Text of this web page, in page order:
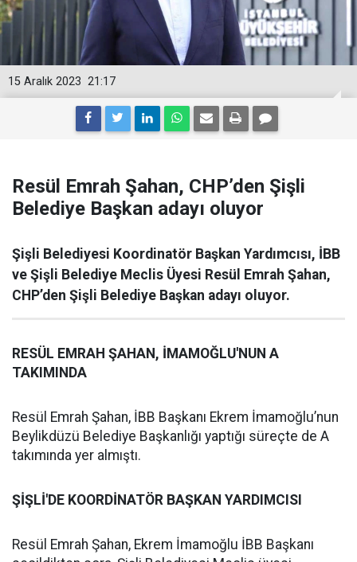
21:17
15 Aralık 2023
Resül Emrah Şahan, CHP’den Şişli
Belediye Başkan adayı oluyor
Şişli Belediyesi Koordinatör Başkan Yardımcısı, İBB
ve Şişli Belediye Meclis Üyesi Resül Emrah Şahan,
CHP’den Şişli Belediye Başkan adayı oluyor.
RESÜL EMRAH ŞAHAN, İMAMOĞLU'NUN A
TAKIMINDA
Resül Emrah Şahan, İBB Başkanı Ekrem İmamoğlu’nun
Beylikdüzü Belediye Başkanlığı yaptığı süreçte de A
takımında yer almıştı.
ŞİŞLİ'DE KOORDİNATÖR BAŞKAN YARDIMCISI
Resül Emrah Şahan, Ekrem İmamoğlu İBB Başkanı